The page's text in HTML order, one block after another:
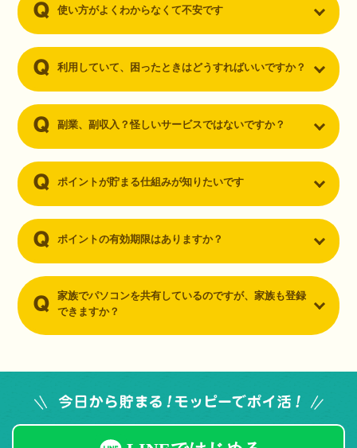
使い方がよくわからなくて不安です
利用していて、困ったときはどうすればいいですか？
副業、副収入？怪しいサービスではないですか？
ポイントが貯まる仕組みが知りたいです
ポイントの有効期限はありますか？
家族でパソコンを共有しているのですが、家族も登録
できますか？